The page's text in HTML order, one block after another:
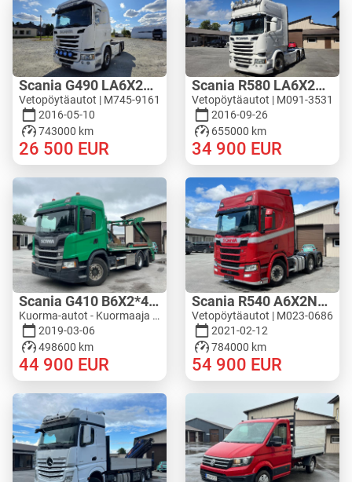
Scania G490 LA6X2MNB
Vetopöytäautot | M745-9161
2016-05-10
743000 km
26 500 EUR
Scania R580 LA6X2HNB
Vetopöytäautot | M091-3531
2016-09-26
655000 km
34 900 EUR
Scania G410 B6X2*4NA
Kuorma-autot - Kuormaaja | M603-4333
2019-03-06
498600 km
44 900 EUR
Scania R540 A6X2NB - WF HYDRAULIC
Vetopöytäautot | M023-0686
2021-02-12
784000 km
54 900 EUR